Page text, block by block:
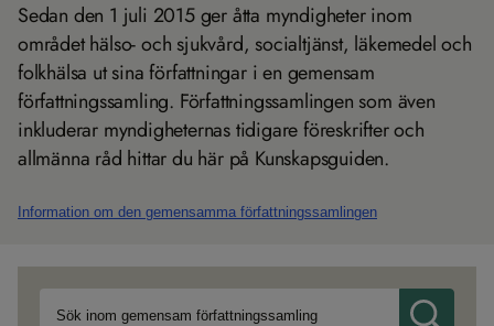
Sedan den 1 juli 2015 ger åtta myndigheter inom
området hälso- och sjukvård, socialtjänst, läkemedel och
folkhälsa ut sina författningar i en gemensam
författningssamling. Författningssamlingen som även
inkluderar myndigheternas tidigare föreskrifter och
allmänna råd hittar du här på Kunskapsguiden.
Information om den gemensamma författningssamlingen